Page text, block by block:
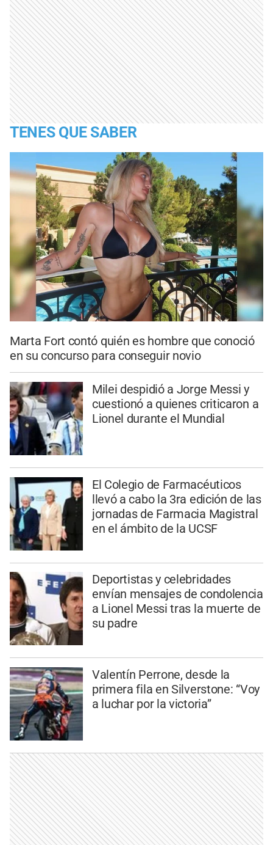
TENES QUE SABER
Marta Fort contó quién es hombre que conoció
en su concurso para conseguir novio
Milei despidió a Jorge Messi y
cuestionó a quienes criticaron a
Lionel durante el Mundial
El Colegio de Farmacéuticos
llevó a cabo la 3ra edición de las
jornadas de Farmacia Magistral
en el ámbito de la UCSF
Deportistas y celebridades
envían mensajes de condolencia
a Lionel Messi tras la muerte de
su padre
Valentín Perrone, desde la
primera fila en Silverstone: “Voy
a luchar por la victoria”